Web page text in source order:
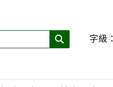
搜
字級：